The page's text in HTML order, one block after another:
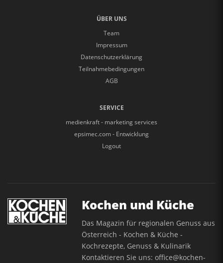
ÜBER UNS
Team
Impressum
Datenschutzerklärung
Teilnahmebedingungen
AGB
SERVICE
medienkraft - marketing services
epsimec.com - Entwicklung
Logout
Kochen und Küche
Das Magazin für regionalen Genuss aus
Österreich - Kochen & Küche -
Kochrezepte, Genuss & Kulinarik
Kontaktieren Sie uns:office@kochen-